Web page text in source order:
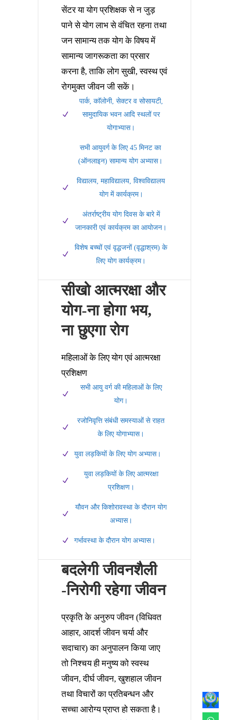
सेंटर या योग प्रशिक्षक से न जुड़
पाने से योग लाभ से वंचित रहना तथा
जन सामान्य तक योग के विषय में
सामान्य जागरूकता का प्रसार
करना है, ताकि लोग सुखी, स्वस्थ एवं
रोगमुक्त जीवन जी सकें।
पार्क, काॅलोनी, सेक्टर व सोसायटी,
सामुदायिक भवन आदि स्थलों पर
योगाभ्यास।
सभी आयुवर्ग के लिए 45 मिनट का
(ऑनलाइन) सामान्य योग अभ्यास।
विद्यालय, महाविद्यालय, विश्वविद्यालय
योग में कार्यक्रम।
अंतर्राष्ट्रीय योग दिवस के बारे में
जानकारी एवं कार्यक्रम का आयोजन।
विशेष बच्चों एवं वृद्धजनों (वृद्धाश्रम) के
लिए योग कार्यक्रम।
सीखो आत्मरक्षा और
योग-ना होगा भय,
ना छुएगा रोग
महिलाओं के लिए योग एवं आत्मरक्षा
प्रशिक्षण
सभी आयु वर्ग की महिलाओं के लिए
योग।
रजोनिवृत्ति संबंधी समस्याओं से राहत
के लिए योगाभ्यास।
युवा लड़कियों के लिए योग अभ्यास।
युवा लड़कियों के लिए आत्मरक्षा
प्रशिक्षण।
यौवन और किशोरावस्था के दौरान योग
अभ्यास।
गर्भावस्था के दौरान योग अभ्यास।
बदलेगी जीवनशैली
-निरोगी रहेगा जीवन
प्रकृति के अनुरुप जीवन (विधिवत
आहार, आदर्श जीवन चर्या और
सदाचार) का अनुपालन किया जाए
तो निश्चय ही मनुष्य को स्वस्थ
जीवन, दीर्घ जीवन, खुशहाल जीवन
तथा विचारों का प्रतिबन्धन और
सच्चा आरोग्य प्राप्त हो सकता है।